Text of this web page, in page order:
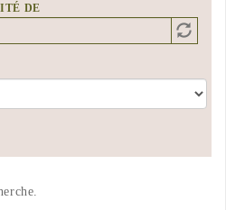
DE